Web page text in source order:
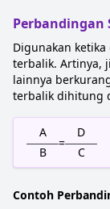
Perbandingan
Digunakan
terbalik. Artinya,
lainnya
terbalik dihitung
A
B
=
D
C
Contoh